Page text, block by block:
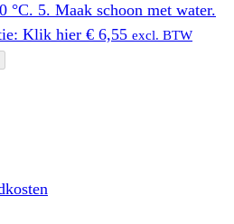
°C. 5. Maak schoon met water.
Klik hier € 6,55 excl. BTW